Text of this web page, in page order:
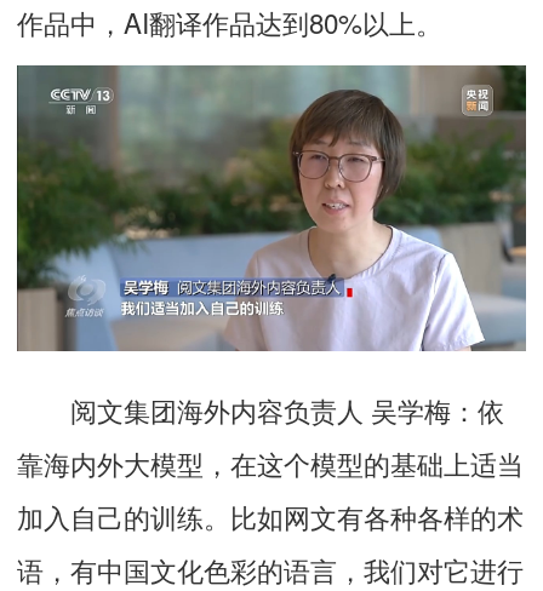
作品中，AI翻译作品达到80%以上。
阅文集团海外内容负责人 吴学梅： 依
靠海内外大模型，在这个模型的基础上适当
加入自己的训练。比如网文有各种各样的术
语，有中国文化色彩的语言，我们对它进行